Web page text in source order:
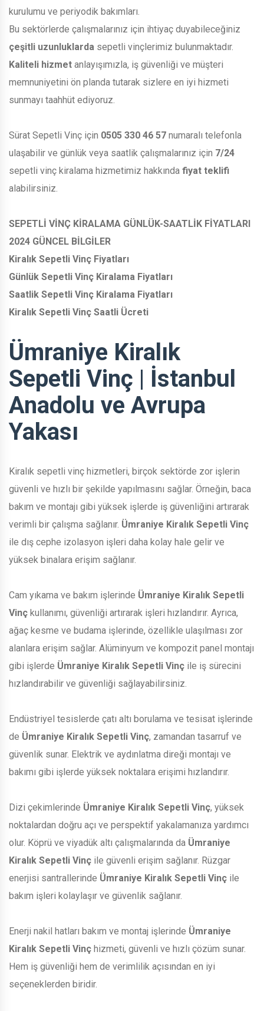
kurulumu ve periyodik bakımları.
Bu sektörlerde çalışmalarınız için ihtiyaç duyabileceğiniz
çeşitli uzunluklarda sepetli vinçlerimiz bulunmaktadır.
Kaliteli hizmet anlayışımızla, iş güvenliği ve müşteri
memnuniyetini ön planda tutarak sizlere en iyi hizmeti
sunmayı taahhüt ediyoruz.
Sürat Sepetli Vinç için 0505 330 46 57 numaralı telefonla
ulaşabilir ve günlük veya saatlik çalışmalarınız için 7/24
sepetli vinç kiralama hizmetimiz hakkında fiyat teklifi
alabilirsiniz.
SEPETLİ VİNÇ KİRALAMA GÜNLÜK-SAATLİK FİYATLARI
2024 GÜNCEL BİLGİLER
Kiralık Sepetli Vinç Fiyatları
Günlük Sepetli Vinç Kiralama Fiyatları
Saatlik Sepetli Vinç Kiralama Fiyatları
Kiralık Sepetli Vinç Saatli Ücreti
Ümraniye Kiralık
Sepetli Vinç | İstanbul
Anadolu ve Avrupa
Yakası
Kiralık sepetli vinç hizmetleri, birçok sektörde zor işlerin
güvenli ve hızlı bir şekilde yapılmasını sağlar. Örneğin, baca
bakım ve montajı gibi yüksek işlerde iş güvenliğini artırarak
verimli bir çalışma sağlanır. Ümraniye Kiralık Sepetli Vinç
ile dış cephe izolasyon işleri daha kolay hale gelir ve
yüksek binalara erişim sağlanır.
Cam yıkama ve bakım işlerinde Ümraniye Kiralık Sepetli
Vinç kullanımı, güvenliği artırarak işleri hızlandırır. Ayrıca,
ağaç kesme ve budama işlerinde, özellikle ulaşılması zor
alanlara erişim sağlar. Alüminyum ve kompozit panel montajı
gibi işlerde Ümraniye Kiralık Sepetli Vinç ile iş sürecini
hızlandırabilir ve güvenliği sağlayabilirsiniz.
Endüstriyel tesislerde çatı altı borulama ve tesisat işlerinde
de Ümraniye Kiralık Sepetli Vinç, zamandan tasarruf ve
güvenlik sunar. Elektrik ve aydınlatma direği montajı ve
bakımı gibi işlerde yüksek noktalara erişimi hızlandırır.
Dizi çekimlerinde Ümraniye Kiralık Sepetli Vinç, yüksek
noktalardan doğru açı ve perspektif yakalamanıza yardımcı
olur. Köprü ve viyadük altı çalışmalarında da Ümraniye
Kiralık Sepetli Vinç ile güvenli erişim sağlanır. Rüzgar
enerjisi santrallerinde Ümraniye Kiralık Sepetli Vinç ile
bakım işleri kolaylaşır ve güvenlik sağlanır.
Enerji nakil hatları bakım ve montaj işlerinde Ümraniye
Kiralık Sepetli Vinç hizmeti, güvenli ve hızlı çözüm sunar.
Hem iş güvenliği hem de verimlilik açısından en iyi
seçeneklerden biridir.